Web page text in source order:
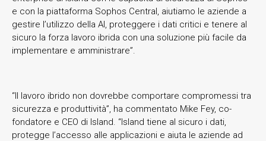
e con la piattaforma Sophos Central, aiutiamo le aziende a
gestire l’utilizzo della AI, proteggere i dati critici e tenere al
sicuro la forza lavoro ibrida con una soluzione più facile da
implementare e amministrare”.
“Il lavoro ibrido non dovrebbe comportare compromessi tra
sicurezza e produttività”, ha commentato Mike Fey, co-
fondatore e CEO di Island. “Island tiene al sicuro i dati,
protegge l’accesso alle applicazioni e aiuta le aziende ad